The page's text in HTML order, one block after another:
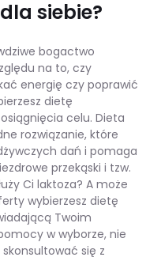
siebie?
bogactwo
na to, czy
energię czy poprawić
dietę
celu. Dieta
rozwiązanie, które
dań i pomaga
przekąski i tzw.
Ci laktoza? A może
wybierzesz dietę
Twoim
w wyborze, nie
się z